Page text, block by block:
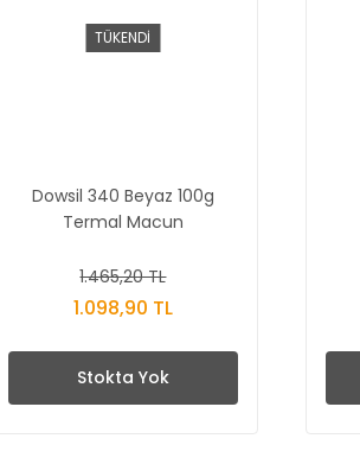
TÜKENDİ
Dowsil 340 Beyaz 100g
Termal Macun
1.465,20 TL
1.098,90 TL
Stokta Yok